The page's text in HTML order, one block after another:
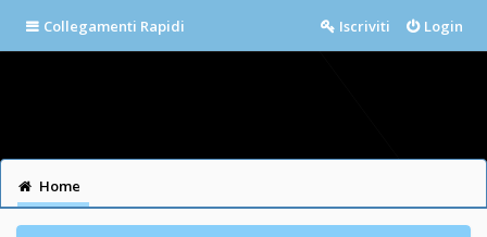
Collegamenti Rapidi Login
Iscriviti
Home